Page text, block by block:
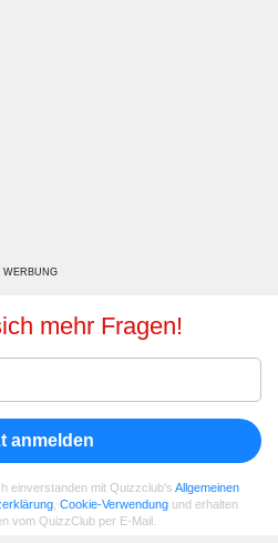
WERBUNG
mehr Fragen!
anmelden
einverstanden mit Quizzclub's Allgemeinen
Cookie-Verwendung und erhalten
vom QuizzClub per E-Mail.